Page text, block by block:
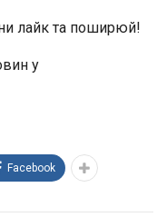
лайк та поширюй!
у
Facebook